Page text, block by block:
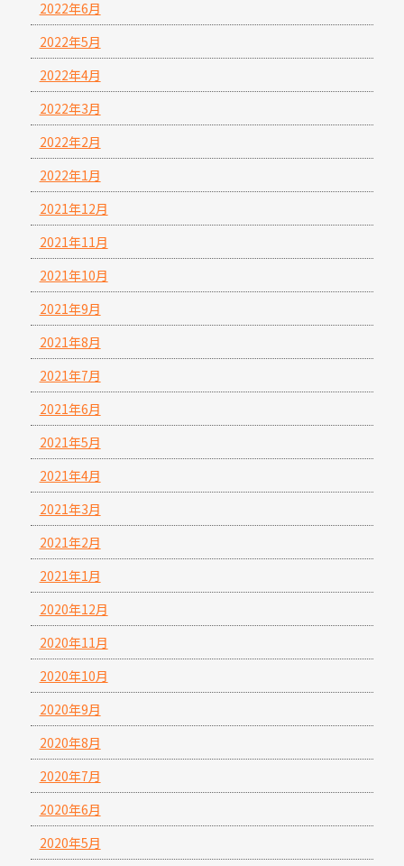
2022年6月
2022年5月
2022年4月
2022年3月
2022年2月
2022年1月
2021年12月
2021年11月
2021年10月
2021年9月
2021年8月
2021年7月
2021年6月
2021年5月
2021年4月
2021年3月
2021年2月
2021年1月
2020年12月
2020年11月
2020年10月
2020年9月
2020年8月
2020年7月
2020年6月
2020年5月